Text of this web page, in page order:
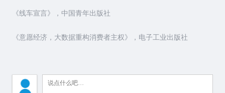
《线车宣言》，中国青年出版社
《意愿经济，大数据重构消费者主权》，电子工业出版社